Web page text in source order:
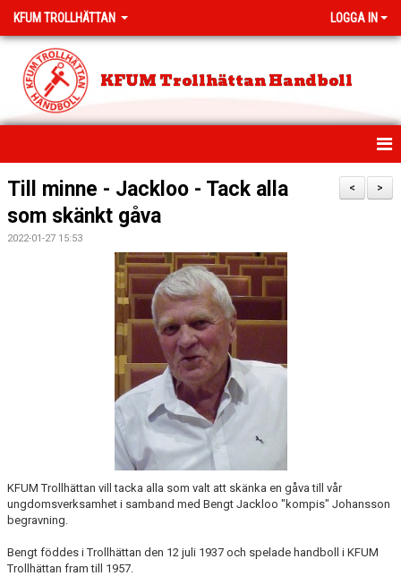
KFUM TROLLHÄTTAN LOGGA IN
KFUM Trollhättan Handboll
HEM
NYHETER
MEDLEMSAVGIFTER
PROVA PÅ HANDBOLL
BILDGALLERI
MATCHER
BLI MEDLEM
>
<
Till minne - Jackloo - Tack alla
som skänkt gåva
2022-01-27 15:53
KFUM Trollhättan vill tacka alla som valt att skänka en gåva till vår
ungdomsverksamhet i samband med Bengt Jackloo "kompis" Johansson
begravning.
Bengt föddes i Trollhättan den 12 juli 1937 och spelade handboll i KFUM
Trollhättan fram till 1957.